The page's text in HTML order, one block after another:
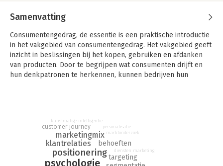
Samenvatting
Consumentengedrag, de essentie is een praktische introductie
in het vakgebied van consumentengedrag. Het vakgebied geeft
inzicht in beslissingen bij het kopen, gebruiken en afdanken
van producten. Door te begrijpen wat consumenten drijft en
hun denkpatronen te herkennen, kunnen bedrijven hun
toegankelijke manier bekend met de relevantste
kernconcepten en inzichten op het gebied van
consumentengedrag. Aan de hand van het Messy Middle-model
behandelen de auteurs het volledige proces van beslissingen
nemen, aankopen doen en ervaringen na de aankoop.
psychologie
positionering
klantrelaties
marketingmix
targeting
behoeften
customer journey
kunstmatige intelligentie
personalisatie
marktonderzoek
diensten marketing